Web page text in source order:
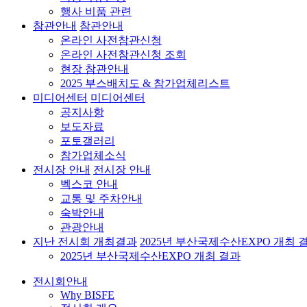
행사 비품 관련
참관안내 참관안내
온라인 사전참관신청
온라인 사전참관신청 조회
현장 참관안내
2025 부스배치도 & 참가업체리스트
미디어센터 미디어센터
공지사항
보도자료
포토갤러리
참가업체소식
전시장 안내 전시장 안내
벡스코 안내
교통 및 주차안내
숙박안내
관광안내
지난 전시회 개최결과 2025년 부산국제수산EXPO 개최
2025년 부산국제수산EXPO 개최 결과
전시회안내
Why BISFE